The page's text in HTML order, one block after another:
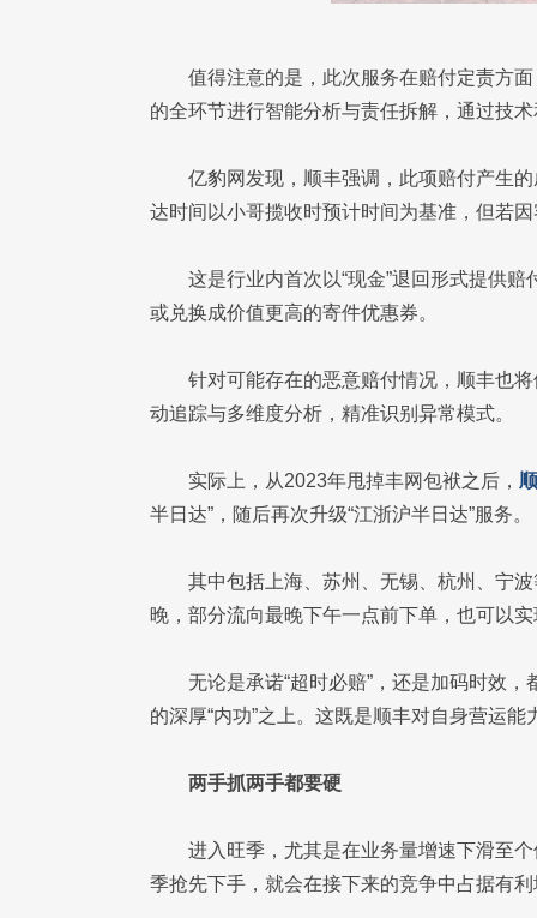
值得注意的是，此次服务在赔付定责方
的全环节进行智能分析与责任拆解，通过技
亿豹网发现，顺丰强调，此项赔付产生
达时间以小哥揽收时预计时间为基准，但若
这是行业内首次以“现金”退回形式提供
或兑换成价值更高的寄件优惠券。
针对可能存在的恶意赔付情况，顺丰也
动追踪与多维度分析，精准识别异常模式。
实际上，从2023年甩掉丰网包袱之后，
半日达”，随后再次升级“江浙沪半日达”服务。
其中包括上海、苏州、无锡、杭州、宁
晚，部分流向最晚下午一点前下单，也可以
无论是承诺“超时必赔”，还是加码时效
的深厚“内功”之上。这既是顺丰对自身营运
两手抓两手都要硬
进入旺季，尤其是在业务量增速下滑至
季抢先下手，就会在接下来的竞争中占据有